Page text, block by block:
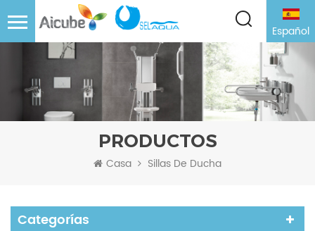
Español
PRODUCTOS
Casa Sillas De Ducha
Categorías